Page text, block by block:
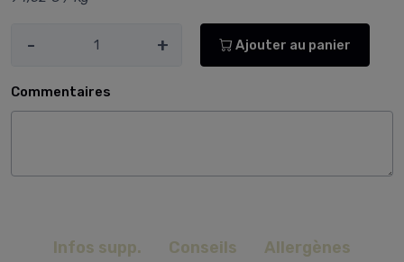
- + Ajouter au panier
Commentaires
Infos supp. Conseils Allergènes